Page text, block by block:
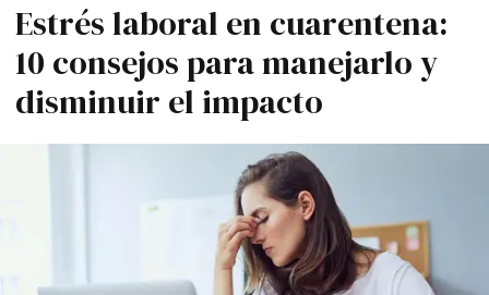
Estrés laboral en cuarentena:
10 consejos para manejarlo y
disminuir el impacto